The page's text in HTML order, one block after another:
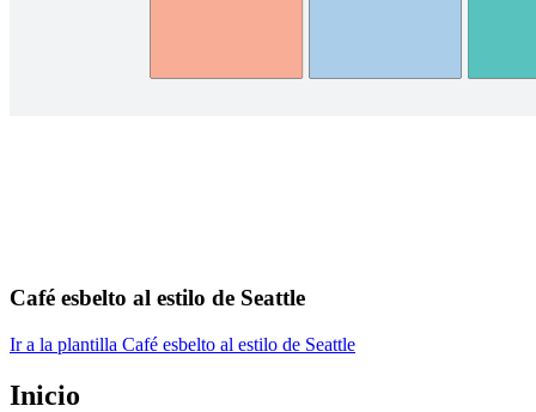
Café esbelto al estilo de Seattle
Ir a la plantilla Café esbelto al estilo de Seattle
Inicio